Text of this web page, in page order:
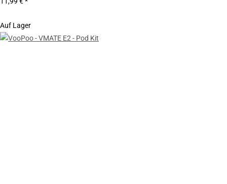
Auf Lager